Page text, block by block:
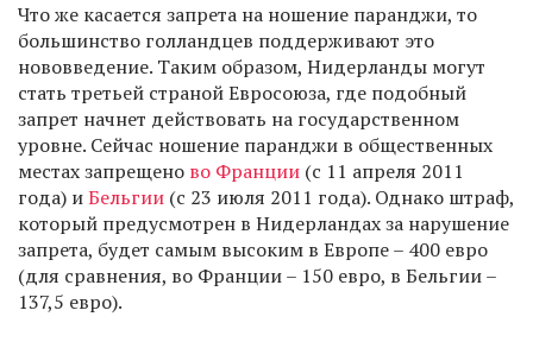
Что же касается запрета на ношение паранджи, то
большинство голландцев поддерживают это
нововведение. Таким образом, Нидерланды могут
стать третьей страной Евросоюза, где подобный
запрет начнет действовать на государственном
уровне. Сейчас ношение паранджи в общественных
местах запрещено во Франции (с 11 апреля 2011
года) иБельгии (с 23 июля 2011 года). Однако штраф,
который предусмотрен в Нидерландах за нарушение
запрета, будет самым высоким в Европе – 400 евро
(для сравнения, во Франции – 150 евро, в Бельгии –
137,5 евро).